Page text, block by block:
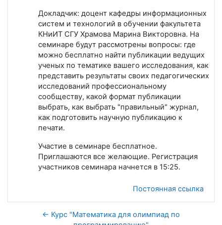
Докладчик: доцент кафедры информационных
систем и технологий в обучении факультета
КНиИТ СГУ Храмова Марина Викторовна. На
семинаре будут рассмотрены вопросы: где
можно бесплатно найти публикации ведущих
ученых по тематике вашего исследования, как
представить результаты своих педагогических
исследований профессиональному
сообществу, какой формат публикации
выбрать, как выбрать "правильный" журнал,
как подготовить научную публикацию к
печати.
Участие в семинаре бесплатное.
Приглашаются все желающие. Регистрация
участников семинара начнется в 15:25.
Постоянная ссылка
← Курс "Математика для олимпиад по